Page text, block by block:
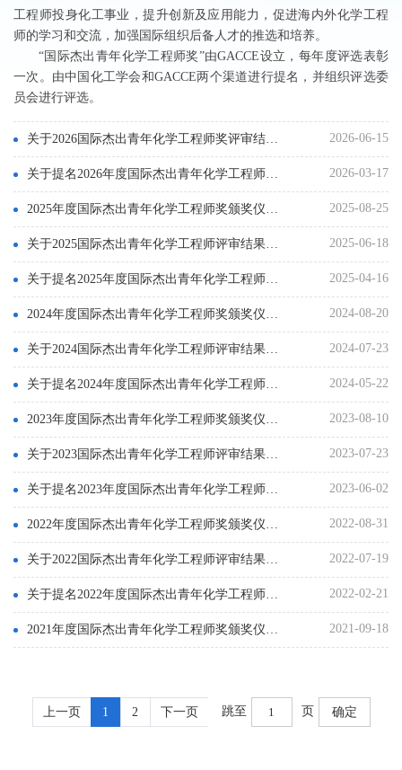
工程师投身化工事业，提升创新及应用能力，促进海内外化学工程
师的学习和交流，加强国际组织后备人才的推选和培养。
“国际杰出青年化学工程师奖”由GACCE设立，每年度评选表彰
一次。由中国化工学会和GACCE两个渠道进行提名，并组织评选委
员会进行评选。
关于2026国际杰出青年化学工程师奖评审结果的公示 2026-06-15
关于提名2026年度国际杰出青年化学工程师奖候选人的通知 2026-03-17
2025年度国际杰出青年化学工程师奖颁奖仪式举行 2025-08-25
关于2025国际杰出青年化学工程师评审结果的公示 2025-06-18
关于提名2025年度国际杰出青年化学工程师奖候选人的通知 2025-04-16
2024年度国际杰出青年化学工程师奖颁奖仪式举行 2024-08-20
关于2024国际杰出青年化学工程师评审结果的公示 2024-07-23
关于提名2024年度国际杰出青年化学工程师奖候选人的通知 2024-05-22
2023年度国际杰出青年化学工程师奖颁奖仪式举行 2023-08-10
关于2023国际杰出青年化学工程师评审结果的公示 2023-07-23
关于提名2023年度国际杰出青年化学工程师奖候选人的通知 2023-06-02
2022年度国际杰出青年化学工程师奖颁奖仪式举行 2022-08-31
关于2022国际杰出青年化学工程师评审结果的公示 2022-07-19
关于提名2022年度国际杰出青年化学工程师奖候选人的通知 2022-02-21
2021年度国际杰出青年化学工程师奖颁奖仪式举行 2021-09-18
上一页 1 2 下一页 跳至 页 确定